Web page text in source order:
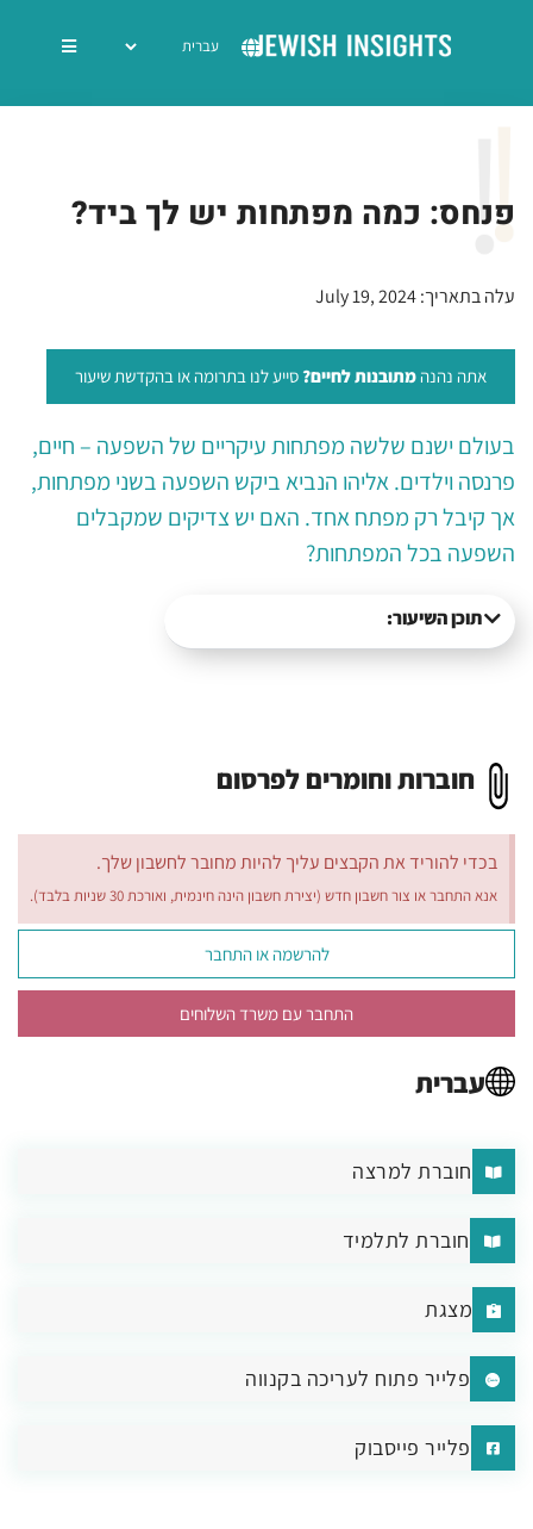
פנחס: כמה מפתחות יש לך ביד?
עלה בתאריך: July 19, 2024
אתה נהנהמתובנות לחיים?סייע לנו בתרומה או בהקדשת שיעור
בעולם ישנם שלשה מפתחות עיקריים של השפעה – חיים,
פרנסה וילדים. אליהו הנביא ביקש השפעה בשני מפתחות,
אך קיבל רק מפתח אחד. האם יש צדיקים שמקבלים
השפעה בכל המפתחות?
תוכן השיעור:
חוברות וחומרים לפרסום
בכדי להוריד את הקבצים עליך להיות מחובר לחשבון שלך.
אנא התחבר או צור חשבון חדש (יצירת חשבון הינה חינמית, ואורכת 30 שניות בלבד).
להרשמה או התחבר
התחבר עם משרד השלוחים
עברית
חוברת למרצה
חוברת לתלמיד
מצגת
פלייר פתוח לעריכה בקנווה
פלייר פייסבוק